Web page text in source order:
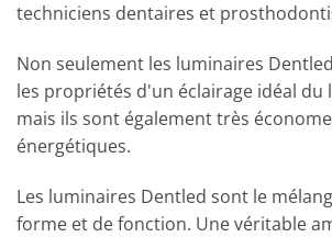
techniciens dentaires et
Non seulement les luminaires
les propriétés d'un éclairage idéal du
mais ils sont également très
énergétiques.
Les luminaires Dentled sont le
forme et de fonction. Une véritable